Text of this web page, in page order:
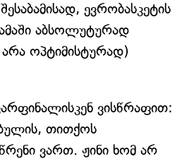
ევრობასკეტის
აბსოლუტურად
ოპტიმისტურად)
ვისწრაფით:
თითქოს
ვართ. ჟინი ხომ არ